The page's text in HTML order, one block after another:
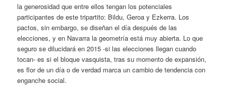
la generosidad que entre ellos tengan los potenciales
participantes de este tripartito: Bildu, Geroa y Ezkerra. Los
pactos, sin embargo, se diseñan el día después de las
elecciones, y en Navarra la geometría está muy abierta. Lo que
seguro se dilucidará en 2015 -si las elecciones llegan cuando
tocan- es si el bloque vasquista, tras su momento de expansión,
es flor de un día o de verdad marca un cambio de tendencia con
enganche social.